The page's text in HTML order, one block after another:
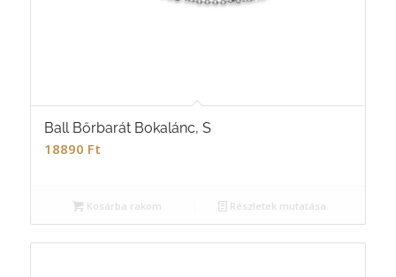
Ball Bőrbarát Bokalánc, S
18890 Ft
Kosárba rakom Részletek mutatása